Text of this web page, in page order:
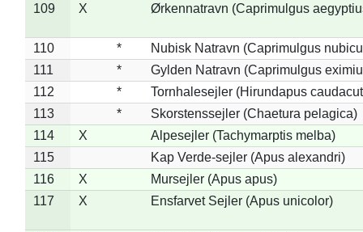
109
X Ørkennatravn (Caprimulgus
110 *
Nubisk Natravn (Caprimulgus
111
*
Gylden Natravn (Caprimulgus
112
*
Tornhalesejler (Hirundapus
113
*
Skorstenssejler (Chaetura pelagica)
114
X
Alpesejler (Tachymarptis melba)
115
Kap Verde-sejler (Apus alexandri)
116
X
Mursejler (Apus apus)
117
X Ensfarvet Sejler (Apus unicolor)